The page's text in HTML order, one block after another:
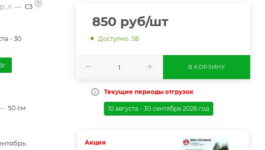
л — С3 ?
- 30
50 см
850 руб/шт
Доступно: 58
В КОРЗИНУ
Текущие периоды отгрузок
10 августа - 30 сентября 2026 год
Акция